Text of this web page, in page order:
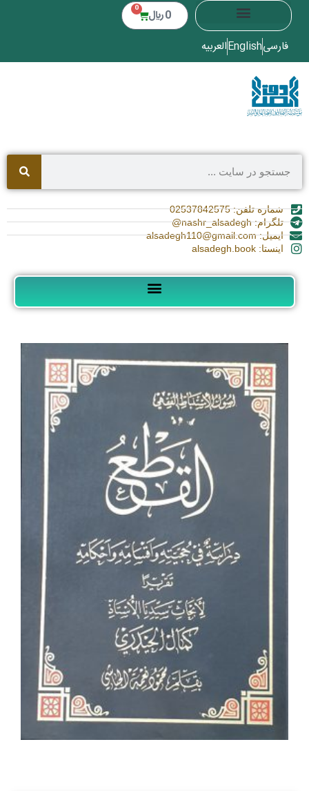
0 ﷼ 0
فارسیEnglishالعربیه
شماره تلفن: 02537842575
تلگرام: nashr_alsadegh@
ایمیل: alsadegh110@gmail.com
اینستا: alsadegh.book